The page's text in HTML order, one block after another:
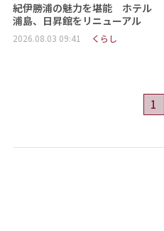
紀伊勝浦の魅力を堪能 ホテル
浦島、日昇館をリニューアル
2026.08.03 09:41 くらし
1